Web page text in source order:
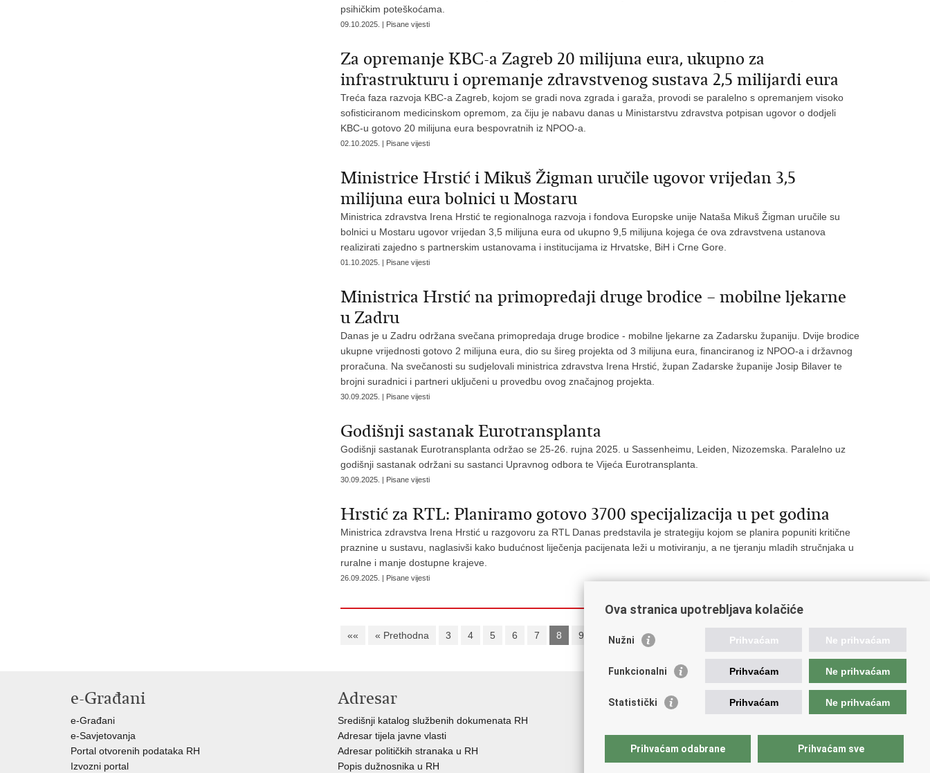
psihičkim poteškoćama.
09.10.2025. | Pisane vijesti
Za opremanje KBC-a Zagreb 20 milijuna eura, ukupno za
infrastrukturu i opremanje zdravstvenog sustava 2,5 milijardi eura
Treća faza razvoja KBC-a Zagreb, kojom se gradi nova zgrada i garaža, provodi se paralelno s opremanjem visoko
sofisticiranom medicinskom opremom, za čiju je nabavu danas u Ministarstvu zdravstva potpisan ugovor o dodjeli
KBC-u gotovo 20 milijuna eura bespovratnih iz NPOO-a.
02.10.2025. | Pisane vijesti
Ministrice Hrstić i Mikuš Žigman uručile ugovor vrijedan 3,5
milijuna eura bolnici u Mostaru
Ministrica zdravstva Irena Hrstić te regionalnoga razvoja i fondova Europske unije Nataša Mikuš Žigman uručile su
bolnici u Mostaru ugovor vrijedan 3,5 milijuna eura od ukupno 9,5 milijuna kojega će ova zdravstvena ustanova
realizirati zajedno s partnerskim ustanovama i institucijama iz Hrvatske, BiH i Crne Gore.
01.10.2025. | Pisane vijesti
Ministrica Hrstić na primopredaji druge brodice – mobilne ljekarne
u Zadru
Danas je u Zadru održana svečana primopredaja druge brodice - mobilne ljekarne za Zadarsku županiju. Dvije brodice
ukupne vrijednosti gotovo 2 milijuna eura, dio su šireg projekta od 3 milijuna eura, financiranog iz NPOO-a i državnog
proračuna. Na svečanosti su sudjelovali ministrica zdravstva Irena Hrstić, župan Zadarske županije Josip Bilaver te
brojni suradnici i partneri uključeni u provedbu ovog značajnog projekta.
30.09.2025. | Pisane vijesti
Godišnji sastanak Eurotransplanta
Godišnji sastanak Eurotransplanta održao se 25-26. rujna 2025. u Sassenheimu, Leiden, Nizozemska. Paralelno uz
godišnji sastanak održani su sastanci Upravnog odbora te Vijeća Eurotransplanta.
30.09.2025. | Pisane vijesti
Hrstić za RTL: Planiramo gotovo 3700 specijalizacija u pet godina
Ministrica zdravstva Irena Hrstić u razgovoru za RTL Danas predstavila je strategiju kojom se planira popuniti kritične
praznine u sustavu, naglasivši kako budućnost liječenja pacijenata leži u motiviranju, a ne tjeranju mladih stručnjaka u
ruralne i manje dostupne krajeve.
26.09.2025. | Pisane vijesti
«« « Prethodna 3 4 5 6 7 8 9 10 11
e-Građani
e-Građani
e-Savjetovanja
Portal otvorenih podataka RH
Izvozni portal
Adresar
Središnji katalog službenih dokumenata RH
Adresar tijela javne vlasti
Adresar političkih stranaka u RH
Popis dužnosnika u RH
Važne poveznice
Agencija za lijekove i medicinske proizvode
Hrvatski zavod za zdravstveno osiguranje
Hrvatski zavod za javno zdravstvo
Ova stranica upotrebljava kolačiće
Nužni Prihvaćam Ne prihvaćam
Funkcionalni Prihvaćam Ne prihvaćam
Statistički Prihvaćam Ne prihvaćam
Prihvaćam odabrane Prihvaćam sve